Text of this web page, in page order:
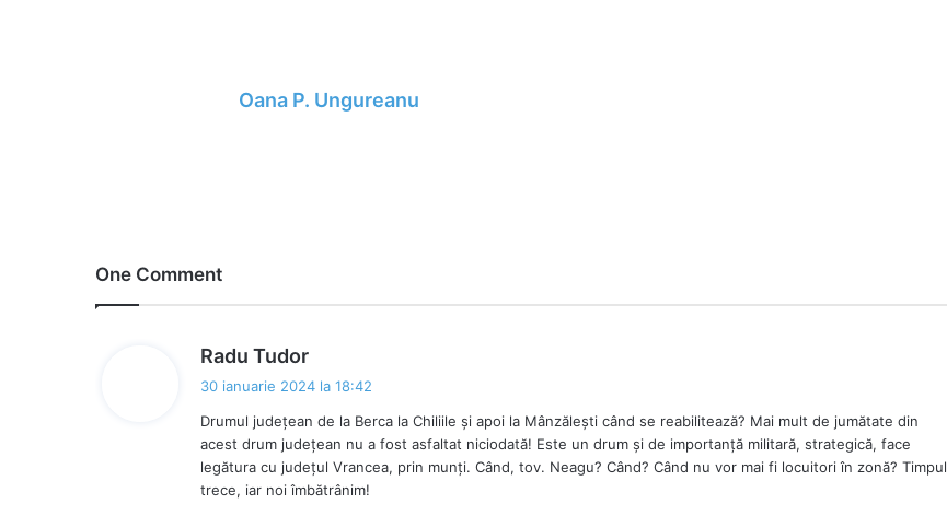
Oana P. Ungureanu
One Comment
Radu Tudor
n
e
:
30 ianuarie 2024 la 18:42
Drumul județean de la Berca la Chiliile și apoi la Mânzălești când se reabilitează? Mai mult de jumătate din
acest drum județean nu a fost asfaltat niciodată! Este un drum și de importanță militară, strategică, face
legătura cu județul Vrancea, prin munți. Când, tov. Neagu? Când? Când nu vor mai fi locuitori în zonă? Timpul
trece, iar noi îmbătrânim!